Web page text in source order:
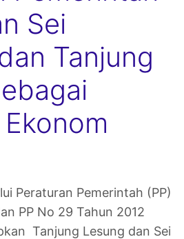
Sei
Tanjung
Peraturan Pemerintah (PP)
PP No 29 Tahun 2012
Tanjung Lesung dan Sei